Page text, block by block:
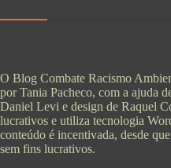
O Blog Combate Racismo
por Tania Pacheco, com a ajuda
Daniel Levi e design de Raquel
lucrativos e utiliza tecnologia
conteúdo é incentivada, desde
sem fins lucrativos.